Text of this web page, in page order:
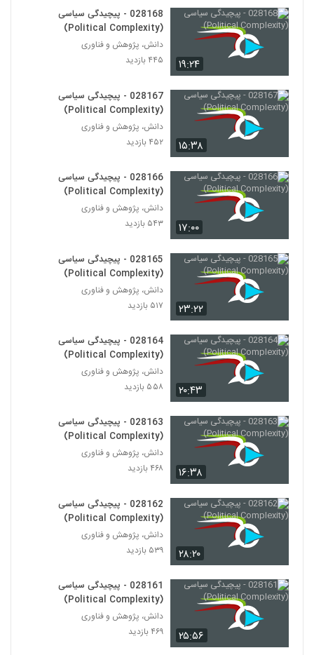
181
Economics)
028192 - اقتصاد پیچیده (Complexity
Economics)
۴۳۶ بازدید
028193 - اقتصاد پیچیده (Complexity
Economics)
184
Economics)
185
Economics)
028197 - اقتصاد پیچیده (Complexity
Economics)
۴۲۱ بازدید
187
Economics)
188
Economics)
028200 - اقتصاد پیچیده (Complexity
Economics)
۵۰۹ بازدید
190
028201 - اقتصاد پیچیده (Complexity
Economics)
Economics)
۴۹۹ بازدید
Economics)
۴۹۵ بازدید
۱۹:۲۴
028168 - پیچیدگی سیاسی
(Political Complexity)
دانش، پژوهش و فناوری
۴۴۵ بازدید
۱۵:۳۸
028167 - پیچیدگی سیاسی
(Political Complexity)
دانش، پژوهش و فناوری
۴۵۲ بازدید
۱۷:۰۰
028166 - پیچیدگی سیاسی
(Political Complexity)
دانش، پژوهش و فناوری
۵۴۳ بازدید
۲۳:۲۲
028165 - پیچیدگی سیاسی
(Political Complexity)
دانش، پژوهش و فناوری
۵۱۷ بازدید
۲۰:۴۳
028164 - پیچیدگی سیاسی
(Political Complexity)
دانش، پژوهش و فناوری
۵۵۸ بازدید
۱۶:۳۸
028163 - پیچیدگی سیاسی
(Political Complexity)
دانش، پژوهش و فناوری
۴۶۸ بازدید
۲۸:۲۰
028162 - پیچیدگی سیاسی
(Political Complexity)
دانش، پژوهش و فناوری
۵۳۹ بازدید
۲۵:۵۶
028161 - پیچیدگی سیاسی
(Political Complexity)
دانش، پژوهش و فناوری
۴۶۹ بازدید